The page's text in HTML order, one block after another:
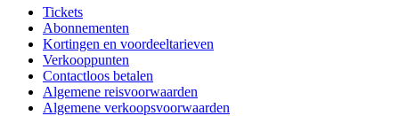
Tickets
Abonnementen
Kortingen en voordeeltarieven
Verkooppunten
Contactloos betalen
Algemene reisvoorwaarden
Algemene verkoopsvoorwaarden